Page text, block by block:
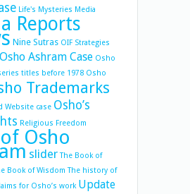
Life's Mysteries Media
Reports
Nine Sutras OIF Strategies
Osho Ashram Case Osho
titles before 1978 Osho
Trademarks
Website case Osho’s
Religious Freedom
Osho
slider The Book of
Book of Wisdom The history of
for Osho’s work Update